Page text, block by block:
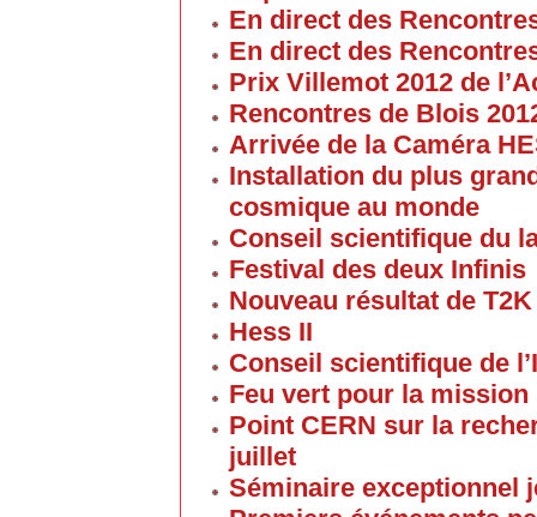
En direct des
En direct des
Prix Villemot 2012 de
Rencontres de Blois
Arrivée de la Caméra
Installation du plus
cosmique au monde
Conseil scientifique du
Festival des deux Infinis
Nouveau résultat de T2K
Hess II
Conseil scientifique de
Feu vert pour la
Point CERN sur la
juillet
Séminaire exceptionnel